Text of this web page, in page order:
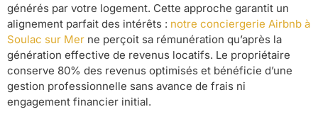
générés par votre logement. Cette approche garantit un
alignement parfait des intérêts : notre conciergerie Airbnb à
Soulac sur Mer ne perçoit sa rémunération qu’après la
génération effective de revenus locatifs. Le propriétaire
conserve 80% des revenus optimisés et bénéficie d’une
gestion professionnelle sans avance de frais ni
engagement financier initial.